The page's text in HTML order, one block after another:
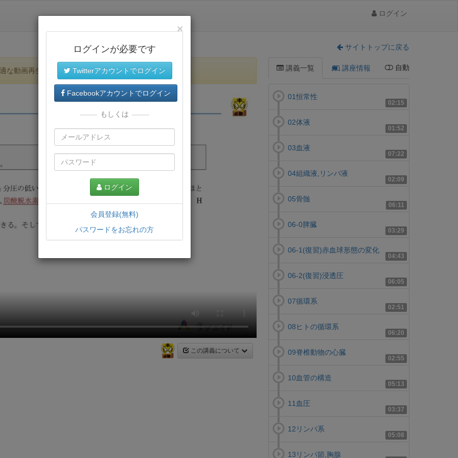
ログイン
サイトトップに戻る
な動画再生環境が提供されます。
この講義について
講義一覧 講座情報 自動
02:15
01恒常性
01:52
02体液
07:22
03血液
02:09
04組織液,リンパ液
06:11
05骨髄
03:29
06-0脾臓
04:43
06-1(復習)赤血球形態の変化
06:05
06-2(復習)浸透圧
02:51
07循環系
06:20
08ヒトの循環系
02:55
09脊椎動物の心臓
05:13
10血管の構造
03:37
11血圧
05:08
12リンパ系
13リンパ節,胸腺
×
ログインが必要です
Twitterアカウントでログイン
Facebookアカウントでログイン
もしくは
ログイン
会員登録(無料)
パスワードをお忘れの方